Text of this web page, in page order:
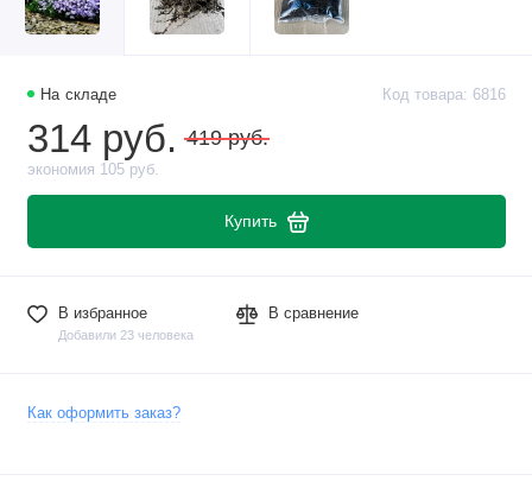
На складе Код товара: 6816
314 руб. 419 руб.
экономия 105 руб.
Купить
В избранное
Добавили 23 человека
В сравнение
Как оформить заказ?